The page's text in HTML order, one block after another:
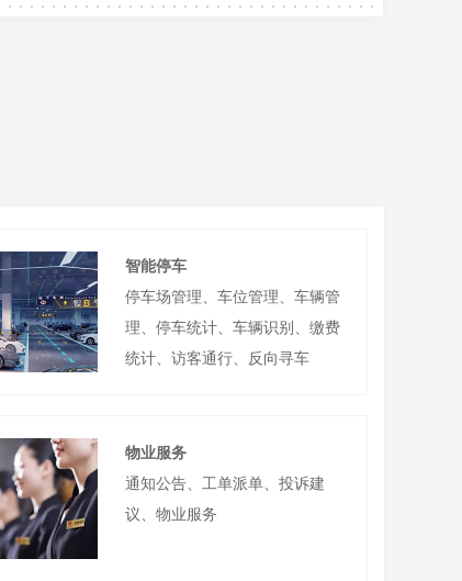
智能停车
停车场管理、车位管理、车辆管
理、停车统计、车辆识别、缴费
统计、访客通行、反向寻车
物业服务
通知公告、工单派单、投诉建
议、物业服务